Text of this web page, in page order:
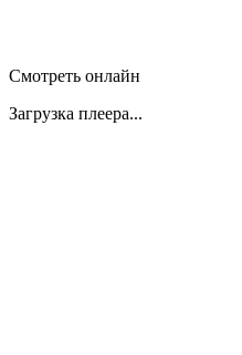
Смотреть онлайн
Загрузка плеера...